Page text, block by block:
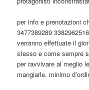
per info e prenotazioni
3477389289
verranno effettuate il
stesso e come sempre
per ravvivare al meglio
mangiarle. minimo